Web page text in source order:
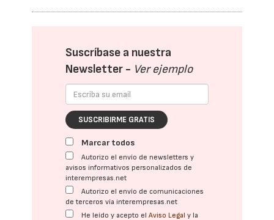
Suscríbase a nuestra
Newsletter - Ver ejemplo
SUSCRIBIRME GRATIS
Marcar todos
Autorizo el envío de newsletters y
avisos informativos personalizados de
interempresas.net
Autorizo el envío de comunicaciones
de terceros vía interempresas.net
He leído y acepto elAviso Legal y la